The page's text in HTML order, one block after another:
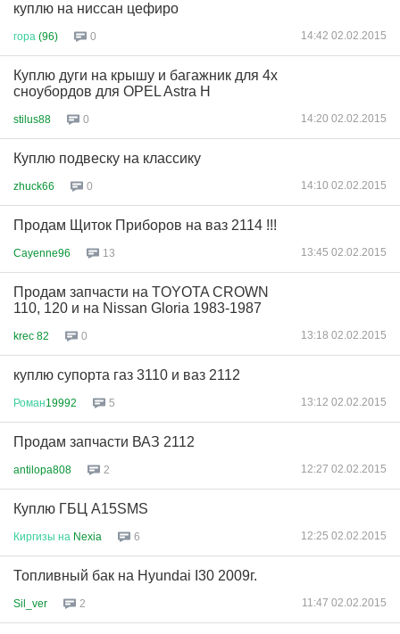
куплю на ниссан цефиро
гора (96) 0 14:42 02.02.2015
Куплю дуги на крышу и багажник для 4х
сноубордов для OPEL Astra H
stilus88 0 14:20 02.02.2015
Куплю подвеску на классику
zhuck66 0 14:10 02.02.2015
Продам Щиток Приборов на ваз 2114 !!!
Cayenne96 13 13:45 02.02.2015
Продам запчасти на TOYOTA CROWN
110, 120 и на Nissan Gloria 1983-1987
krec 82 0 13:18 02.02.2015
куплю супорта газ 3110 и ваз 2112
Роман19992 5 13:12 02.02.2015
Продам запчасти ВАЗ 2112
antilopa808 2 12:27 02.02.2015
Куплю ГБЦ A15SMS
Киргизы на Nexia 6 12:25 02.02.2015
Топливный бак на Hyundai I30 2009г.
Sil_ver 2 11:47 02.02.2015